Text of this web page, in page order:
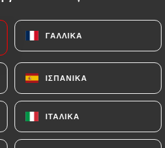
ΓΑΛΛΙΚΆ
ΙΣΠΑΝΙΚΆ
ΙΤΑΛΙΚΆ
ΓΑΛΛΙΚΆ
ΙΣΠΑΝΙΚΆ
ΙΤΑΛΙΚΆ